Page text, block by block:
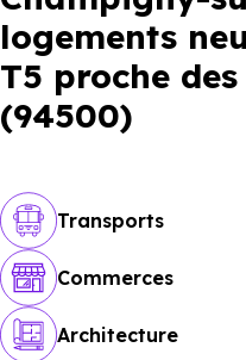
logements
T5 proche
(94500)
Transports
Commerces
Architecture